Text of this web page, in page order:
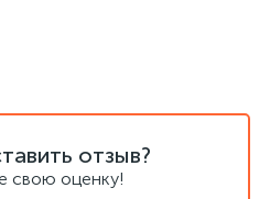
отзыв?
свою оценку!